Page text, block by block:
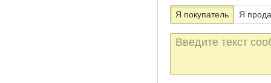
Я покупатель Я
Текст
сообщения